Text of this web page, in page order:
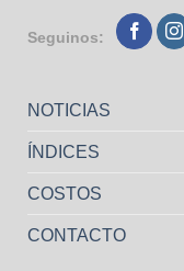
Seguinos:
NOTICIAS
ÍNDICES
COSTOS
CONTACTO